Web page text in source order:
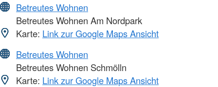
Betreutes Wohnen
Betreutes Wohnen Am Nordpark
Karte: Link zur Google Maps Ansicht
Betreutes Wohnen
Betreutes Wohnen Schmölln
Karte: Link zur Google Maps Ansicht